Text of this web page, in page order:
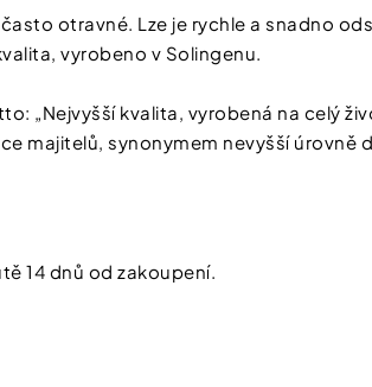
otravné. Lze je rychle a snadno
vyrobeno v Solingenu.
„Nejvyšší kvalita, vyrobená na celý
majitelů, synonymem nevyšší
14 dnů od zakoupení.